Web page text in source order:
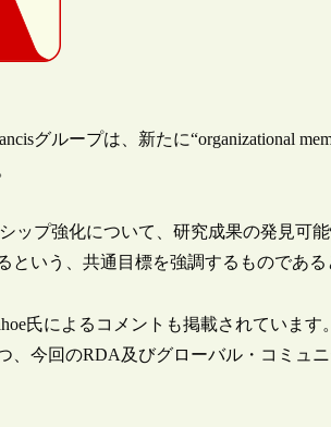
グループは、新たに“organizational
ップ強化について、研究成果の発見可
という、共通目標を強調するものである
氏によるコメントも掲載されていま
、今回のRDA及びグローバル・コミュ